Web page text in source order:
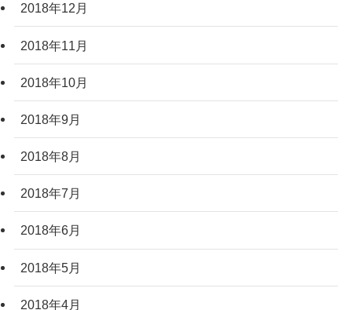
2018年12月
2018年11月
2018年10月
2018年9月
2018年8月
2018年7月
2018年6月
2018年5月
2018年4月